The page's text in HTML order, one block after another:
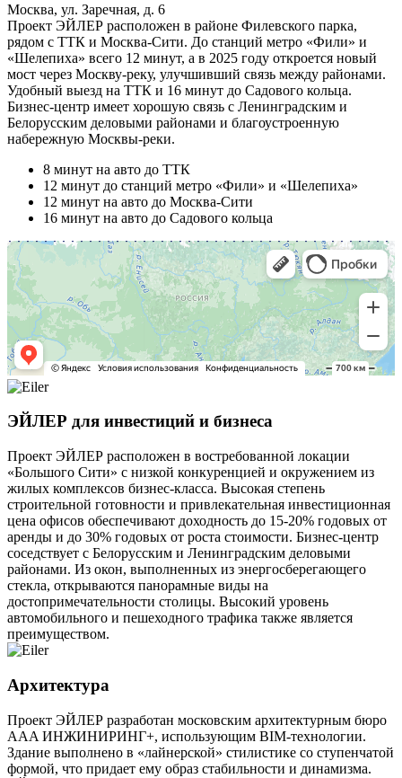
Москва, ул. Заречная, д. 6
Проект ЭЙЛЕР расположен в районе Филевского парка,
рядом с ТТК и Москва-Сити. До станций метро «Фили» и
«Шелепиха» всего 12 минут, а в 2025 году откроется новый
мост через Москву-реку, улучшивший связь между районами.
Удобный выезд на ТТК и 16 минут до Садового кольца.
Бизнес-центр имеет хорошую связь с Ленинградским и
Белорусским деловыми районами и благоустроенную
набережную Москвы-реки.
8 минут на авто до ТТК
12 минут до станций метро «Фили» и «Шелепиха»
12 минут на авто до Москва-Сити
16 минут на авто до Садового кольца
ЭЙЛЕР для инвестиций и бизнеса
Проект ЭЙЛЕР расположен в востребованной локации
«Большого Сити» с низкой конкуренцией и окружением из
жилых комплексов бизнес-класса. Высокая степень
строительной готовности и привлекательная инвестиционная
цена офисов обеспечивают доходность до 15-20% годовых от
аренды и до 30% годовых от роста стоимости. Бизнес-центр
соседствует с Белорусским и Ленинградским деловыми
районами. Из окон, выполненных из энергосберегающего
стекла, открываются панорамные виды на
достопримечательности столицы. Высокий уровень
автомобильного и пешеходного трафика также является
преимуществом.
Архитектура
Проект ЭЙЛЕР разработан московским архитектурным бюро
AAA ИНЖИНИРИНГ+, использующим BIM-технологии.
Здание выполнено в «лайнерской» стилистике со ступенчатой
формой, что придает ему образ стабильности и динамизма.